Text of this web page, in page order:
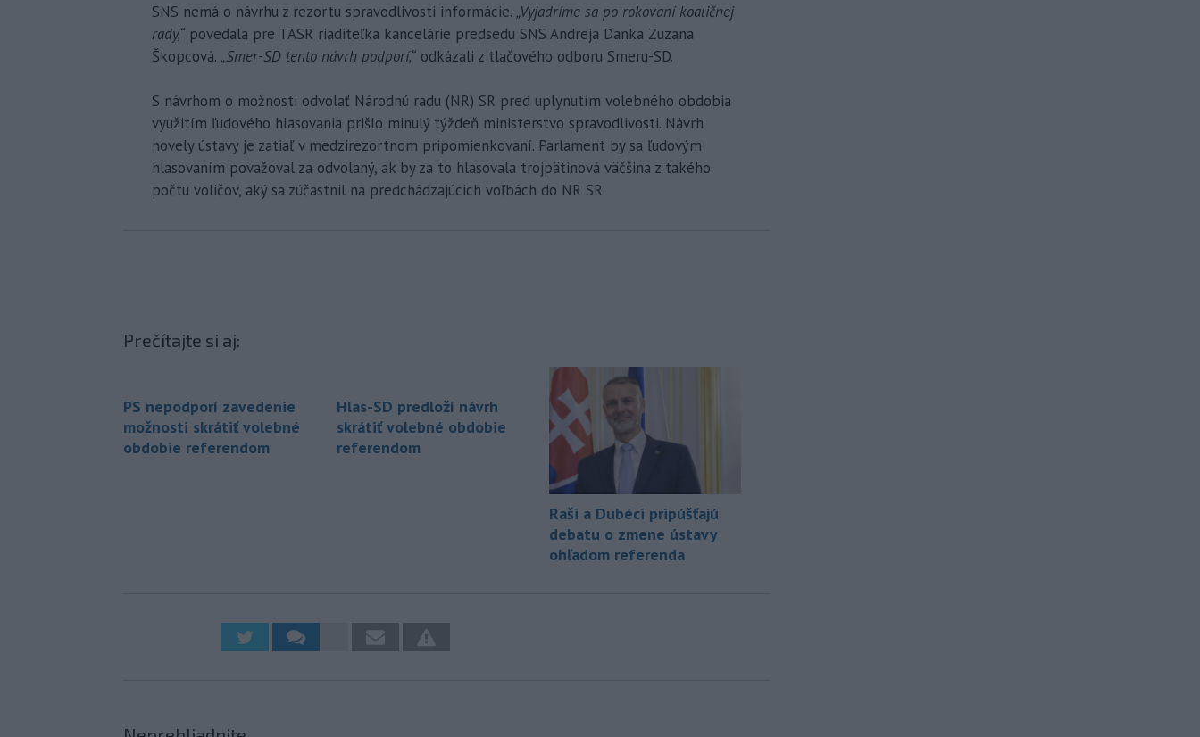
SNS nemá o návrhu z rezortu spravodlivosti informácie. „Vyjadríme sa po rokovaní koaličnej
rady,“ povedala pre TASR riaditeľka kancelárie predsedu SNS Andreja Danka Zuzana
Škopcová. „Smer-SD tento návrh podporí,“ odkázali z tlačového odboru Smeru-SD.
S návrhom o možnosti odvolať Národnú radu (NR) SR pred uplynutím volebného obdobia
využitím ľudového hlasovania prišlo minulý týždeň ministerstvo spravodlivosti. Návrh
novely ústavy je zatiaľ v medzirezortnom pripomienkovaní. Parlament by sa ľudovým
hlasovaním považoval za odvolaný, ak by za to hlasovala trojpätinová väčšina z takého
počtu voličov, aký sa zúčastnil na predchádzajúcich voľbách do NR SR.
Prečítajte si aj:
PS nepodporí zavedenie
možnosti skrátiť volebné
obdobie referendom
Hlas-SD predloží návrh
skrátiť volebné obdobie
referendom
Raši a Dubéci pripúšťajú
debatu o zmene ústavy
ohľadom referenda